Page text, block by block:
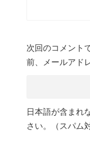
次回のコメント
前、メールアド
日本語が含まれ
さい。（スパム